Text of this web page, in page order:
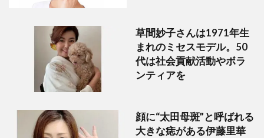
草間妙子さんは1971年生
まれのミセスモデル。50
代は社会貢献活動やボラ
ンティアを
顔に“太田母斑”と呼ばれる
大きな痣がある伊藤里華